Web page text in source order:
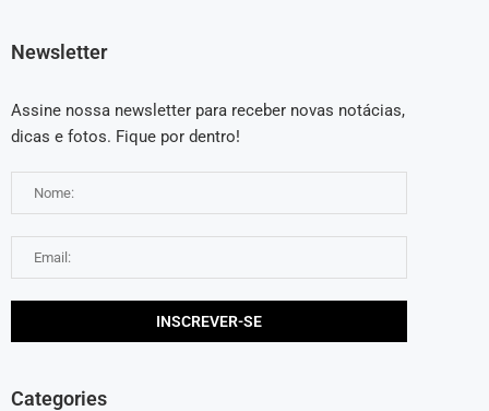
Newsletter
Assine nossa newsletter para receber novas notácias,
dicas e fotos. Fique por dentro!
Categories